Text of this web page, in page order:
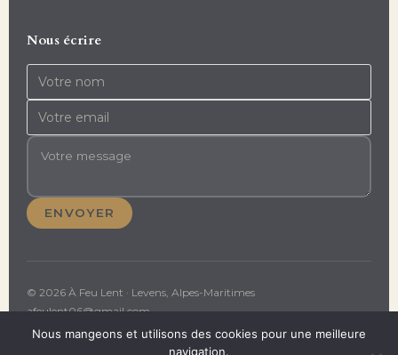
Nous écrire
ENVOYER
© 2026 À Feu Lent · Levens, Alpes-Maritimes
afeulent06@gmail.com
Nous mangeons et utilisons des cookies pour une meilleure
navigation.